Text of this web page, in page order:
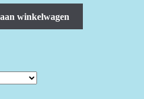
winkelwagen